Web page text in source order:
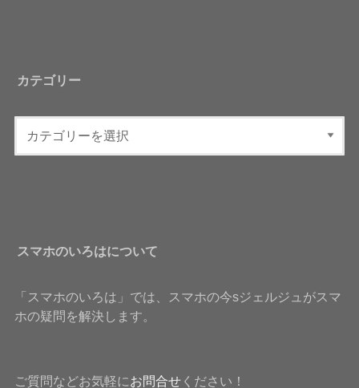
カテゴリー
スマホのいろはについて
「スマホのいろは」では、スマホの今sジェルジュがスマ
ホの疑問を解決します。
ご質問などお気軽にお問合せください！